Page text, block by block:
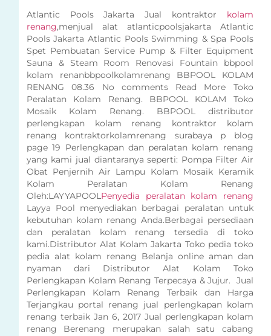
Atlantic Pools Jakarta Jual kontraktor kolam
renang,menjual alat atlanticpoolsjakarta Atlantic
Pools Jakarta Atlantic Pools Swimming & Spa Pools
Spet Pembuatan Service Pump & Filter Equipment
Sauna & Steam Room Renovasi Fountain bbpool
kolam renanbbpoolkolamrenang BBPOOL KOLAM
RENANG 08.36 No comments Read More Toko
Peralatan Kolam Renang. BBPOOL KOLAM Toko
Mosaik Kolam Renang. BBPOOL distributor
perlengkapan kolam renang kontraktor kolam
renang kontraktorkolamrenang surabaya p blog
page 19 Perlengkapan dan peralatan kolam renang
yang kami jual diantaranya seperti: Pompa Filter Air
Obat Penjernih Air Lampu Kolam Mosaik Keramik
Kolam Peralatan Kolam Renang
Oleh:LAYYAPOOLPenyedia peralatan kolam renang
Layya Pool menyediakan berbagai peralatan untuk
kebutuhan kolam renang Anda.Berbagai persediaan
dan peralatan kolam renang tersedia di toko
kami.Distributor Alat Kolam Jakarta Toko pedia toko
pedia alat kolam renang Belanja online aman dan
nyaman dari Distributor Alat Kolam Toko
Perlengkapan Kolam Renang Terpecaya & Jujur. Jual
Perlengkapan Kolam Renang Terbaik dan Harga
Terjangkau portal renang jual perlengkapan kolam
renang terbaik Jan 6, 2017 Jual perlengkapan kolam
renang Berenang merupakan salah satu cabang